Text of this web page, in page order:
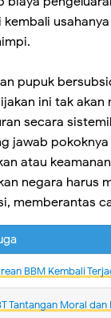
kembali
pupuk
ini tak
secara
jawab
atau
negara harus
memberantas
BBM Kembali
Tantangan Moral